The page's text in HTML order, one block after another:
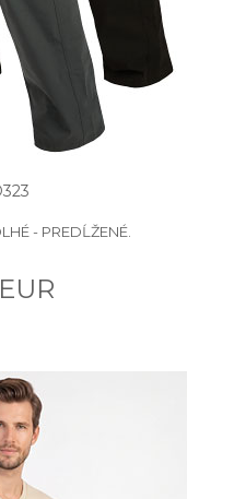
- PREDĹŽENÉ.